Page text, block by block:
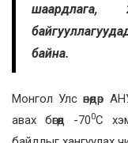
шаардлага,
байна.
Монгол Улс өнөөдөр
авах бөгөөд -700С